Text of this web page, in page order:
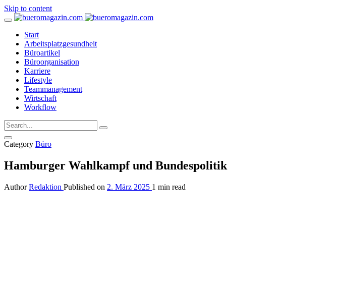
Skip to content
Start
Arbeitsplatzgesundheit
Büroartikel
Büroorganisation
Karriere
Lifestyle
Teammanagement
Wirtschaft
Workflow
Category Büro
Hamburger Wahlkampf und Bundespolitik
Author Redaktion Published on 2. März 2025 1 min read